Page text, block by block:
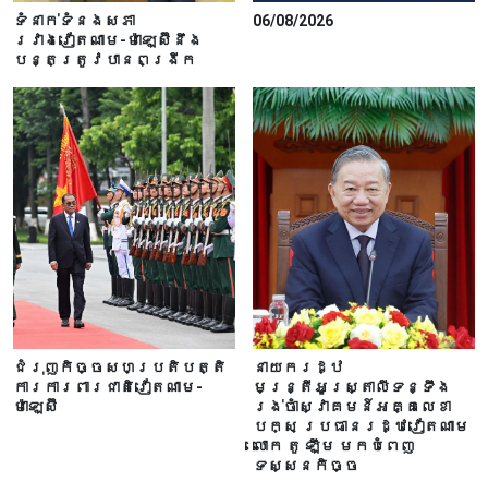
ទំនាក់ទំនងសភា
រវាងវៀតណាម-ម៉ាឡេស៊ីនឹង
បន្តត្រូវបានពង្រីក
06/08/2026
ជំរុញកិច្ចសហប្រតិបត្តិ
ការការពារជាតិវៀតណាម-
ម៉ាឡេស៊ី
នាយករដ្ឋ
មន្ត្រីអូស្ត្រាលីទន្ទឹង
រង់ចាំស្វាគមន៍អគ្គលេខា
បក្ស ប្រធានរដ្ឋវៀតណាម
លោក តូ ឡឹម មកបំពេញ
ទស្សនកិច្ច